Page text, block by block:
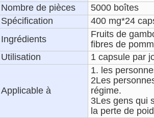
Nombre de pièces
5000 boîtes
Spécification
400 mg*24
Ingrédients
Fruits de
fibres de
Utilisation
1 capsule par
Applicable à
1. les
2Les
régime.
3Les gens qui
la perte de